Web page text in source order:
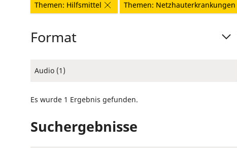
Themen: Hilfsmittel
Themen: Netzhauterkrankungen
Format
Audio (1)
Es wurde 1 Ergebnis gefunden.
Suchergebnisse